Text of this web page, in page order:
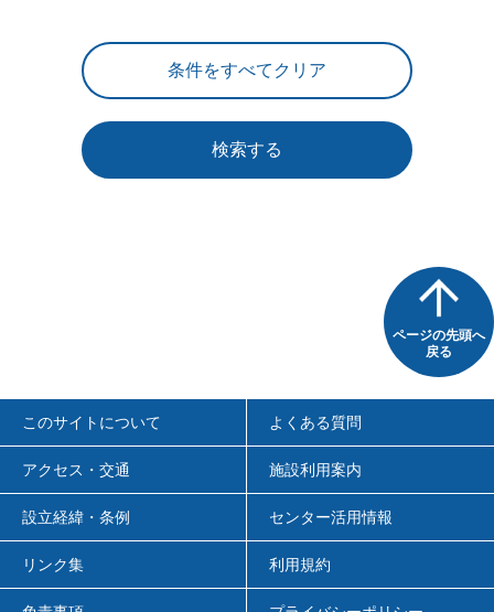
検索する
ページの先頭へ
戻る
このサイトについて よくある質問
アクセス・交通 施設利用案内
設立経緯・条例 センター活用情報
リンク集 利用規約